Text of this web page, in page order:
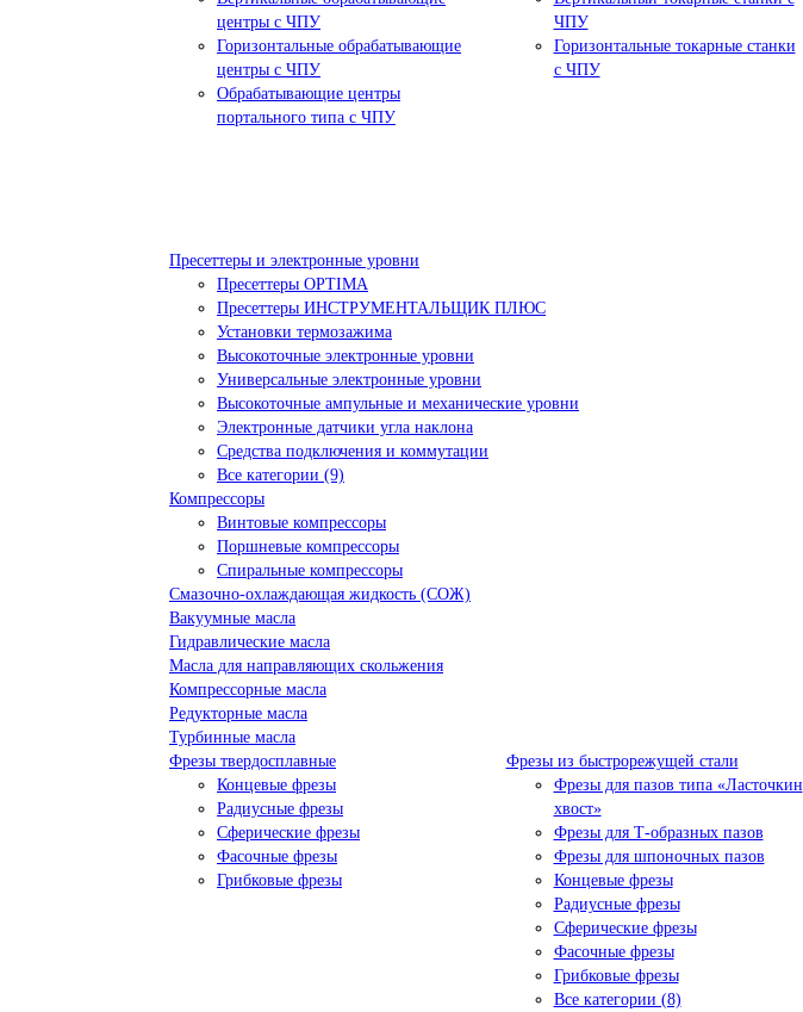
центры с ЧПУ
Горизонтальные обрабатывающие
центры с ЧПУ
Обрабатывающие центры
портального типа с ЧПУ
ЧПУ
Горизонтальные токарные станки
с ЧПУ
Пресеттеры и электронные уровни
Пресеттеры OPTIMA
Пресеттеры ИНСТРУМЕНТАЛЬЩИК ПЛЮС
Установки термозажима
Высокоточные электронные уровни
Универсальные электронные уровни
Высокоточные ампульные и механические уровни
Электронные датчики угла наклона
Средства подключения и коммутации
Все категории (9)
Компрессоры
Винтовые компрессоры
Поршневые компрессоры
Спиральные компрессоры
Смазочно-охлаждающая жидкость (СОЖ)
Вакуумные масла
Гидравлические масла
Масла для направляющих скольжения
Компрессорные масла
Редукторные масла
Турбинные масла
Фрезы твердосплавные
Концевые фрезы
Радиусные фрезы
Сферические фрезы
Фасочные фрезы
Грибковые фрезы
Фрезы из быстрорежущей стали
Фрезы для пазов типа «Ласточкин
хвост»
Фрезы для Т-образных пазов
Фрезы для шпоночных пазов
Концевые фрезы
Радиусные фрезы
Сферические фрезы
Фасочные фрезы
Грибковые фрезы
Все категории (8)